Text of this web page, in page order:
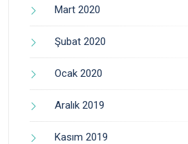
Mart 2020
Şubat 2020
Ocak 2020
Aralık 2019
Kasım 2019